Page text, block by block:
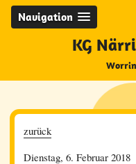
Navigation
KG
zurück
Dienstag, 6. Februar 2018